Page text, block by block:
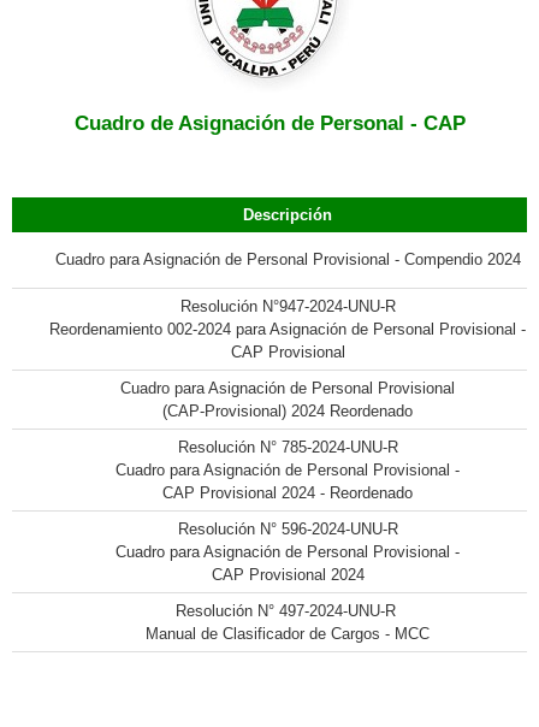
Cuadro de Asignación de Personal - CAP
Descripción
Cuadro para Asignación de Personal Provisional - Compendio 2024
Resolución N°947-2024-UNU-R
Reordenamiento 002-2024 para Asignación de Personal Provisional -
CAP Provisional
Cuadro para Asignación de Personal Provisional
(CAP-Provisional) 2024 Reordenado
Resolución N° 785-2024-UNU-R
Cuadro para Asignación de Personal Provisional -
CAP Provisional 2024 - Reordenado
Resolución N° 596-2024-UNU-R
Cuadro para Asignación de Personal Provisional -
CAP Provisional 2024
Resolución N° 497-2024-UNU-R
Manual de Clasificador de Cargos - MCC